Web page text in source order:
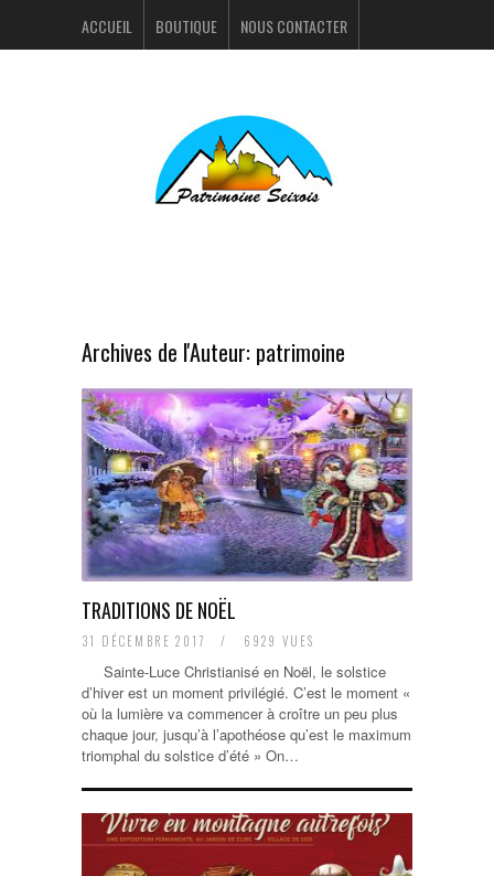
ACCUEIL BOUTIQUE NOUS CONTACTER
Archives de l'Auteur: patrimoine
TRADITIONS DE NOËL
31 DÉCEMBRE 2017 / 6929 VUES
Sainte-Luce Christianisé en Noël, le solstice
d’hiver est un moment privilégié. C’est le moment «
où la lumière va commencer à croître un peu plus
chaque jour, jusqu’à l’apothéose qu’est le maximum
triomphal du solstice d’été » On…